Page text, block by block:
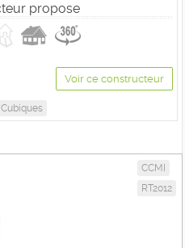
propose
Voir ce constructeur
Cubiques
CCMI
RT2012